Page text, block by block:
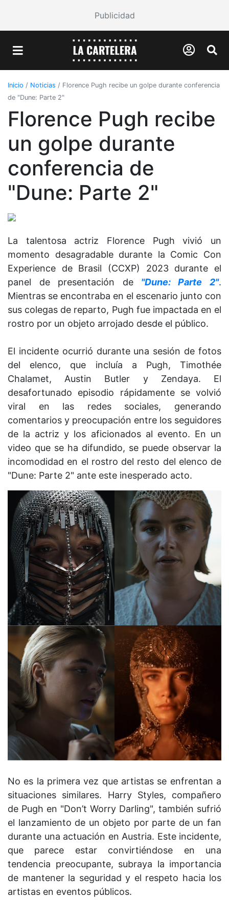
Publicidad
Inicio / Noticias / Florence Pugh recibe un golpe durante conferencia
de "Dune: Parte 2"
Florence Pugh recibe
un golpe durante
conferencia de
"Dune: Parte 2"
La talentosa actriz Florence Pugh vivió un
momento desagradable durante la Comic Con
Experience de Brasil (CCXP) 2023 durante el
panel de presentación de "Dune: Parte 2".
Mientras se encontraba en el escenario junto con
sus colegas de reparto, Pugh fue impactada en el
rostro por un objeto arrojado desde el público.
El incidente ocurrió durante una sesión de fotos
del elenco, que incluía a Pugh, Timothée
Chalamet, Austin Butler y Zendaya. El
desafortunado episodio rápidamente se volvió
viral en las redes sociales, generando
comentarios y preocupación entre los seguidores
de la actriz y los aficionados al evento. En un
video que se ha difundido, se puede observar la
incomodidad en el rostro del resto del elenco de
"Dune: Parte 2" ante este inesperado acto.
No es la primera vez que artistas se enfrentan a
situaciones similares. Harry Styles, compañero
de Pugh en "Don’t Worry Darling", también sufrió
el lanzamiento de un objeto por parte de un fan
durante una actuación en Austria. Este incidente,
que parece estar convirtiéndose en una
tendencia preocupante, subraya la importancia
de mantener la seguridad y el respeto hacia los
artistas en eventos públicos.